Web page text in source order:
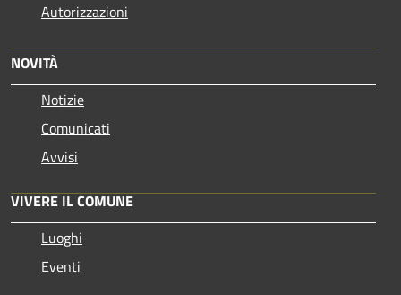
Autorizzazioni
NOVITÀ
Notizie
Comunicati
Avvisi
VIVERE IL COMUNE
Luoghi
Eventi